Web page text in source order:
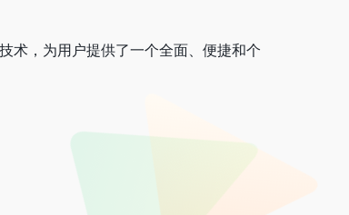
术，为用户提供了一个全面、便捷和个